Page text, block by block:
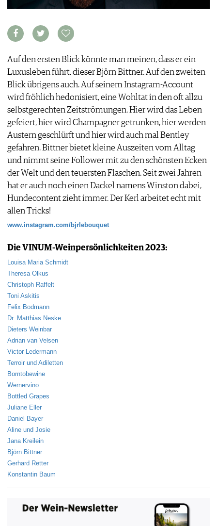
MEDIATHEK
VIDEOS
BILDSTRECKEN
BÜCHER
PORTRAITS
ARCHIV
ANMELDEN
AWARDS
GEWINNSPIELE
VORTEILSWELT
TRINKREIFETABELLE
ABO
WEINSUCHE
NEWSLETTER
WINE TRADE CLUB
REDAKTION
JOBS
PRESSE
IMPRESSUM
AGB & DATENSCHUTZ
FAQ
Auf den ersten Blick könnte man meinen, dass er ein
Luxusleben führt, dieser Björn Bittner. Auf den zweiten
Blick übrigens auch. Auf seinem Instagram-Account
wird fröhlich hedonisiert, eine Wohltat in den oft allzu
selbstgerechten Zeitströmungen. Hier wird das Leben
gefeiert, hier wird Champagner getrunken, hier werden
Austern geschlürft und hier wird auch mal Bentley
gefahren. Bittner bietet kleine Auszeiten vom Alltag
und nimmt seine Follower mit zu den schönsten Ecken
der Welt und den teuersten Flaschen. Seit zwei Jahren
hat er auch noch einen Dackel namens Winston dabei,
Hundecontent zieht immer. Der Kerl arbeitet echt mit
allen Tricks!
www.instagram.com/bjrlebouquet
Die VINUM-Weinpersönlichkeiten 2023:
Louisa Maria Schmidt
Theresa Olkus
Christoph Raffelt
Toni Askitis
Felix Bodmann
Dr. Matthias Neske
Dieters Weinbar
Adrian van Velsen
Victor Ledermann
Terroir und Adiletten
Borntobewine
Wernervino
Bottled Grapes
Juliane Eller
Daniel Bayer
Aline und Josie
Jana Kreilein
Björn Bittner
Gerhard Retter
Konstantin Baum